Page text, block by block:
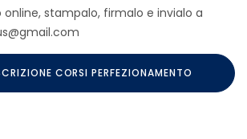
stampalo, firmalo e invialo a
CORSI PERFEZIONAMENTO